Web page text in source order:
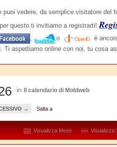
puoi vedere, da semplice visitatore
questo ti invitiamo a registrarti!
, o è
Ti aspettiamo online con noi, tu cosa
in Il calendario di Moldweb
→ Salta a
Visualizza Mese Visualizza